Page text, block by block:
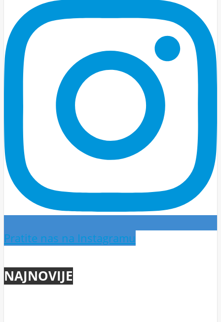
Pratite nas na Instagramu
NAJNOVIJE